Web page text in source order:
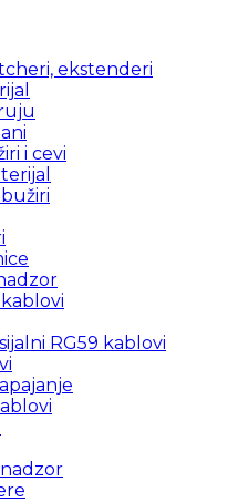
ekstenderi
i cevi
RG59 kablovi